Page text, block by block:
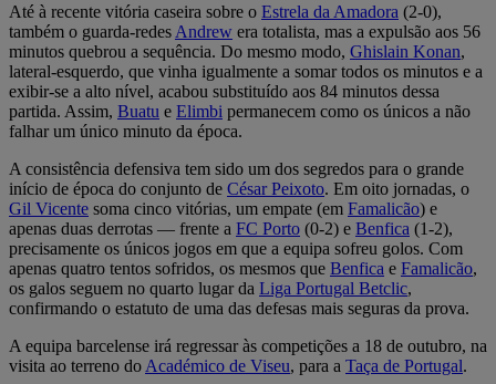
Até à recente vitória caseira sobre o Estrela da Amadora (2-0),
também o guarda-redes Andrew era totalista, mas a expulsão aos 56
minutos quebrou a sequência. Do mesmo modo, Ghislain Konan,
lateral-esquerdo, que vinha igualmente a somar todos os minutos e a
exibir-se a alto nível, acabou substituído aos 84 minutos dessa
partida. Assim, Buatu e Elimbi permanecem como os únicos a não
falhar um único minuto da época.
A consistência defensiva tem sido um dos segredos para o grande
início de época do conjunto de César Peixoto. Em oito jornadas, o
Gil Vicente soma cinco vitórias, um empate (em Famalicão) e
apenas duas derrotas — frente a FC Porto (0-2) e Benfica (1-2),
precisamente os únicos jogos em que a equipa sofreu golos. Com
apenas quatro tentos sofridos, os mesmos que Benfica e Famalicão,
os galos seguem no quarto lugar da Liga Portugal Betclic,
confirmando o estatuto de uma das defesas mais seguras da prova.
A equipa barcelense irá regressar às competições a 18 de outubro, na
visita ao terreno do Académico de Viseu, para a Taça de Portugal.